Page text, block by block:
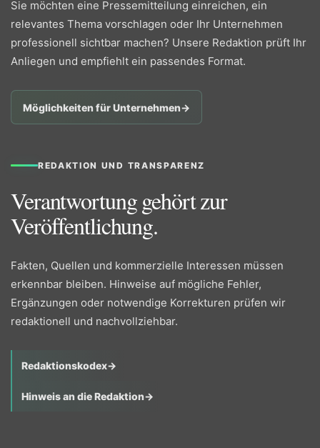
Sie möchten eine Pressemitteilung einreichen, ein
relevantes Thema vorschlagen oder Ihr Unternehmen
professionell sichtbar machen? Unsere Redaktion prüft Ihr
Anliegen und empfiehlt ein passendes Format.
Möglichkeiten für Unternehmen→
REDAKTION UND TRANSPARENZ
Verantwortung gehört zur
Veröffentlichung.
Fakten, Quellen und kommerzielle Interessen müssen
erkennbar bleiben. Hinweise auf mögliche Fehler,
Ergänzungen oder notwendige Korrekturen prüfen wir
redaktionell und nachvollziehbar.
Redaktionskodex→
Hinweis an die Redaktion→